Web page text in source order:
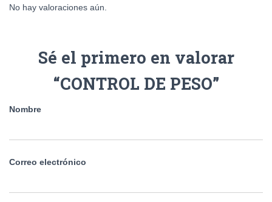
No hay valoraciones aún.
Sé el primero en valorar
“CONTROL DE PESO”
Nombre
Correo electrónico